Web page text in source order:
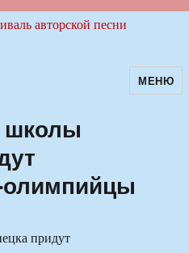
авторскойМЕНЮ
школы